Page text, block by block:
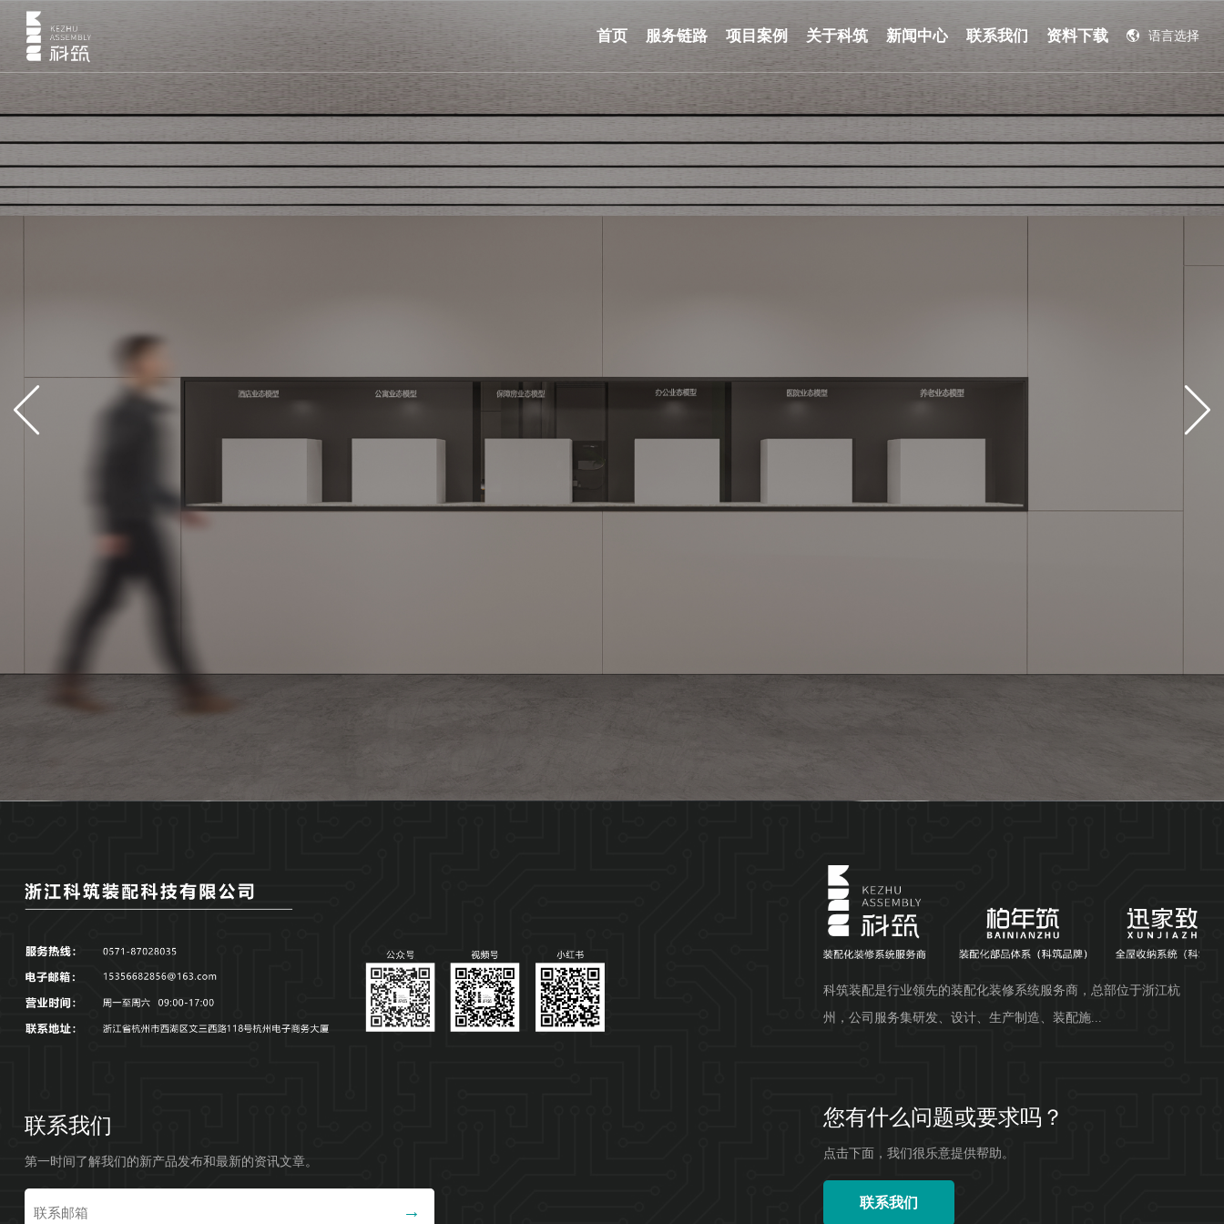
首页 服务链路 项目案例 关于科筑 新闻中心 联系我们 资料下载 语言选择
English
联系我们
第一时间了解我们的新产品发布和最新的资讯文章。
科筑装配是行业领先的装配化装修系统服务商，总部位于浙江杭
州，公司服务集研发、设计、生产制造、装配施...
您有什么问题或要求吗？
点击下面，我们很乐意提供帮助。
联系我们